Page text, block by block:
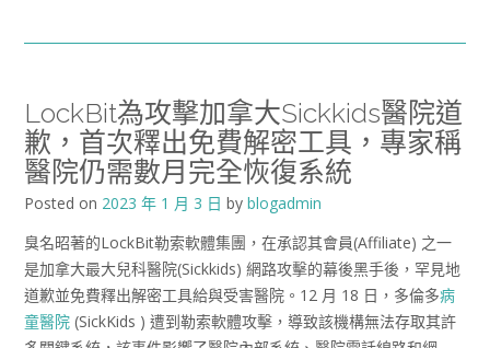
LockBit為攻擊加拿大Sickkids醫院道
歉，首次釋出免費解密工具，專家稱
醫院仍需數月完全恢復系統
Posted on 2023 年 1 月 3 日 by blogadmin
臭名昭著的LockBit勒索軟體集團，在承認其會員(Affiliate) 之一
是加拿大最大兒科醫院(Sickkids) 網路攻擊的幕後黑手後，罕見地
道歉並免費釋出解密工具給與受害醫院。12 月 18 日，多倫多病
童醫院 (SickKids ) 遭到勒索軟體攻擊，導致該機構無法存取其許